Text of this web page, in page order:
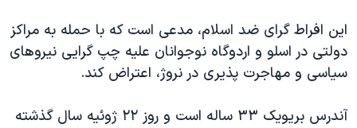
این افراط گرای ضد اسلام، مدعی است که با حمله به مراکز
دولتی در اسلو و اردوگاه نوجوانان علیه چپ گرایی نیروهای
سیاسی و مهاجرت پذیری در نروژ، اعتراض کند.
آندرس بریویک ۳۳ ساله است و روز ۲۲ ژوئیه سال گذشته